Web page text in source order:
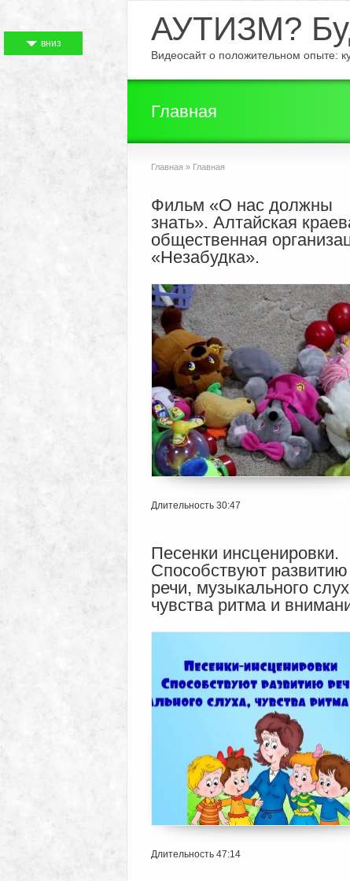
АУТИЗМ?
Видеосайт о положительном опыте:
Главная
Главная » Главная
Фильм «О нас должны
знать». Алтайская
общественная
«Незабудка».
Длительность 30:47
Песенки инсценировки.
Способствуют развитию
речи, музыкального
чувства ритма и
Длительность 47:14
вниз